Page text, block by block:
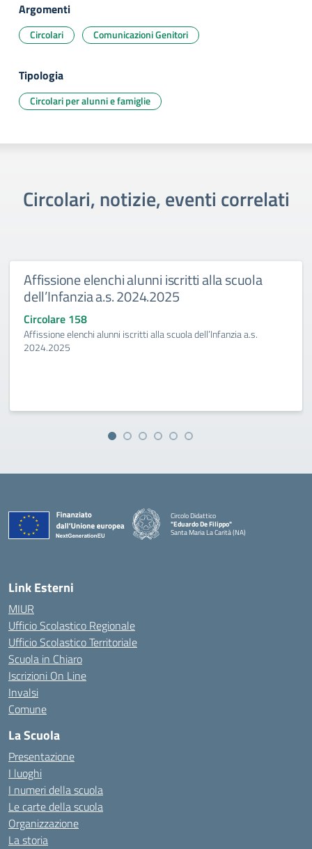
Argomenti
Circolari Comunicazioni Genitori
Tipologia
Circolari per alunni e famiglie
Circolari, notizie, eventi correlati
Affissione elenchi alunni iscritti alla scuola
dell’Infanzia a.s. 2024.2025
Circolare 158
Affissione elenchi alunni iscritti alla scuola dell’Infanzia a.s.
2024.2025
Circolo Didattico
"Eduardo De Filippo"
Santa Maria La Carità (NA)
Link Esterni
MIUR
Ufficio Scolastico Regionale
Ufficio Scolastico Territoriale
Scuola in Chiaro
Iscrizioni On Line
Invalsi
Comune
La Scuola
Presentazione
I luoghi
I numeri della scuola
Le carte della scuola
Organizzazione
La storia